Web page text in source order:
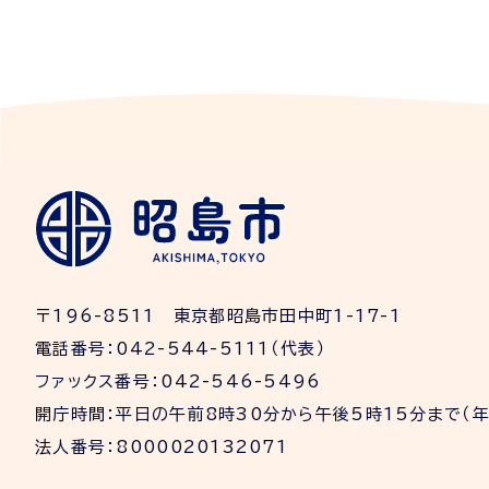
〒196-8511 東京都昭島市田中町1-17-1
電話番号：042-544-5111（代表）
ファックス番号：042-546-5496
開庁時間：平日の午前8時30分から午後5時15分まで（年
法人番号：8000020132071